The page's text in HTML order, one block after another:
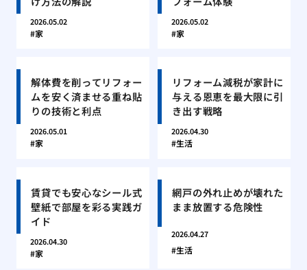
2026.05.02
家
2026.05.02
家
解体費を削ってリフォー
ムを安く済ませる重ね貼
りの技術と利点
2026.05.01
家
リフォーム減税が家計に
与える恩恵を最大限に引
き出す戦略
2026.04.30
生活
賃貸でも安心なシール式
壁紙で部屋を彩る実践ガ
イド
2026.04.30
家
網戸の外れ止めが壊れた
まま放置する危険性
2026.04.27
生活